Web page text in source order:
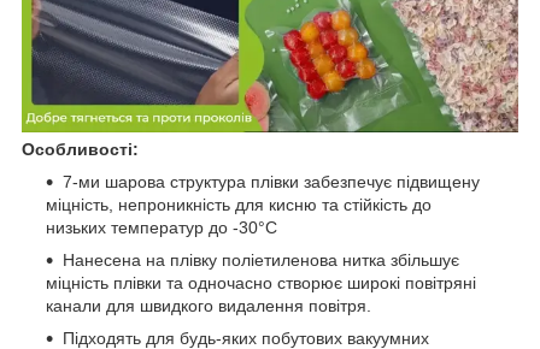
Особливості:
7-ми шарова структура плівки забезпечує підвищену
міцність, непроникність для кисню та стійкість до
низьких температур до -30°C
Нанесена на плівку поліетиленова нитка збільшує
міцність плівки та одночасно створює широкі повітряні
канали для швидкого видалення повітря.
Підходять для будь-яких побутових вакуумних